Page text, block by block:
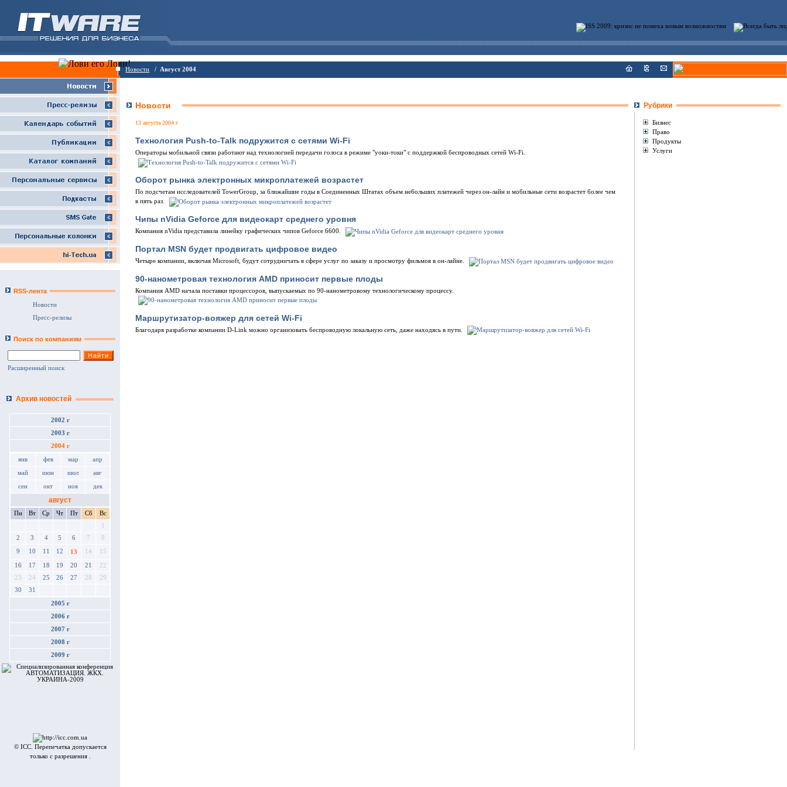
Новости / Август 2004
RSS-лента
Новости
Пресс-релизы
Поиск по компаниям
Расширенный поиск
Архив новостей
2002 г
2003 г
2004 г
янв фев мар апр
май июн июл авг
сен окт ноя дек
август
Пн Вт Ср Чт Пт Сб
Вс
1
2
3 4 5 6 7 8
9 10 11 12 13 14 15
16 17 18 19 20 21
22
23
24 25 26 27 28
29
30
31
2005 г
2006 г
2007 г
2008 г
2009 г
© ICC. Перепечатка допускается
только с разрешения .
Новости Рубрики
Бизнес
Право
Продукты
Услуги
13 августа 2004 г
Технология Push-to-Talk подружится с сетями Wi-Fi
Операторы мобильной связи работают над технологией передачи голоса в режиме "уоки-токи" с поддержкой беспроводных сетей Wi-Fi.
Оборот рынка электронных микроплатежей возрастет
По подсчетам исследователей TowerGroup, за ближайшие годы в Соединенных Штатах объем небольших платежей через он-лайн и мобильные сети возрастет более чем
в пять раз.
Чипы nVidia Geforce для видеокарт среднего уровня
Компания nVidia представила линейку графических чипов Geforce 6600.
Портал MSN будет продвигать цифровое видео
Четыре компании, включая Microsoft, будут сотрудничать в сфере услуг по заказу и просмотру фильмов в он-лайне.
90-нанометровая технология AMD приносит первые плоды
Компания AMD начала поставки процессоров, выпускаемых по 90-нанометровому технологическому процессу.
Маршрутизатор-вояжер для сетей Wi-Fi
Благодаря разработке компании D-Link можно организовать беспроводную локальную сеть, даже находясь в пути.